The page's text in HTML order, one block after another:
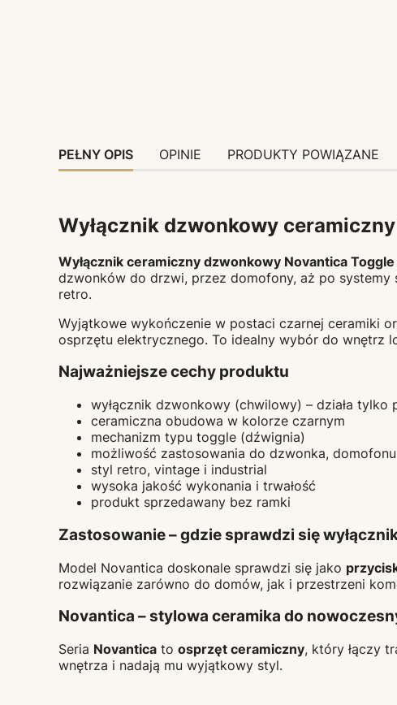
PEŁNY OPIS OPINIE PRODUKTY POWIĄZANE
Wyłącznik dzwonkowy
Wyłącznik ceramiczny dzwonkowy Novantica
dzwonków do drzwi, przez domofony, aż po systemy
retro.
Wyjątkowe wykończenie w postaci czarnej ceramiki
osprzętu elektrycznego. To idealny wybór do wnętrz
Najważniejsze cechy produktu
wyłącznik dzwonkowy (chwilowy) – działa tylko
ceramiczna obudowa w kolorze czarnym
mechanizm typu toggle (dźwignia)
możliwość zastosowania do dzwonka,
styl retro, vintage i industrial
wysoka jakość wykonania i trwałość
produkt sprzedawany bez ramki
Zastosowanie – gdzie sprawdzi się
Model Novantica doskonale sprawdzi się jako
rozwiązanie zarówno do domów, jak i przestrzeni
Novantica – stylowa ceramika do
Seria Novantica to osprzęt ceramiczny, który łączy
wnętrza i nadają mu wyjątkowy styl.